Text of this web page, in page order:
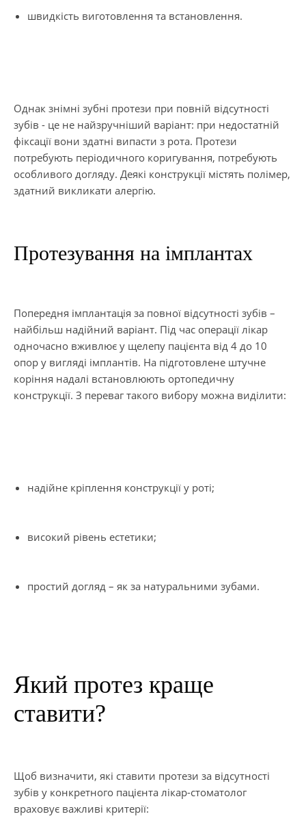
швидкість виготовлення та встановлення.
Однак знімні зубні протези при повній відсутності
зубів - це не найзручніший варіант: при недостатній
фіксації вони здатні випасти з рота. Протези
потребують періодичного коригування, потребують
особливого догляду. Деякі конструкції містять полімер,
здатний викликати алергію.
Протезування на імплантах
Попередня імплантація за повної відсутності зубів –
найбільш надійний варіант. Під час операції лікар
одночасно вживлює у щелепу пацієнта від 4 до 10
опор у вигляді імплантів. На підготовлене штучне
коріння надалі встановлюють ортопедичну
конструкції. З переваг такого вибору можна виділити:
надійне кріплення конструкції у роті;
високий рівень естетики;
простий догляд – як за натуральними зубами.
Який протез краще
ставити?
Щоб визначити, які ставити протези за відсутності
зубів у конкретного пацієнта лікар-стоматолог
враховує важливі критерії: